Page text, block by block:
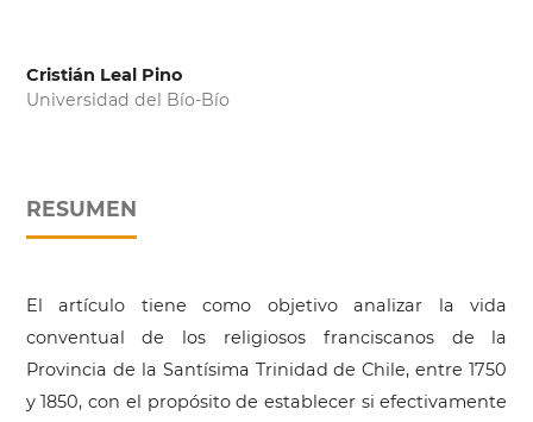
Cristián Leal Pino
Universidad del Bío-Bío
RESUMEN
El artículo tiene como objetivo analizar la vida
conventual de los religiosos franciscanos de la
Provincia de la Santísima Trinidad de Chile, entre 1750
y 1850, con el propósito de establecer si efectivamente